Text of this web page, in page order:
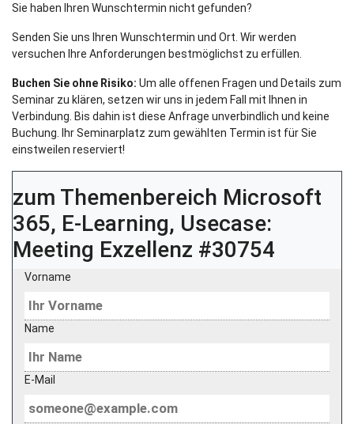
Sie haben Ihren Wunschtermin nicht gefunden?
Senden Sie uns Ihren Wunschtermin und Ort. Wir werden
versuchen Ihre Anforderungen bestmöglichst zu erfüllen.
Buchen Sie ohne Risiko: Um alle offenen Fragen und Details zum
Seminar zu klären, setzen wir uns in jedem Fall mit Ihnen in
Verbindung. Bis dahin ist diese Anfrage unverbindlich und keine
Buchung. Ihr Seminarplatz zum gewählten Termin ist für Sie
einstweilen reserviert!
zum Themenbereich Microsoft
365, E-Learning, Usecase:
Meeting Exzellenz #30754
Vorname
Name
E-Mail